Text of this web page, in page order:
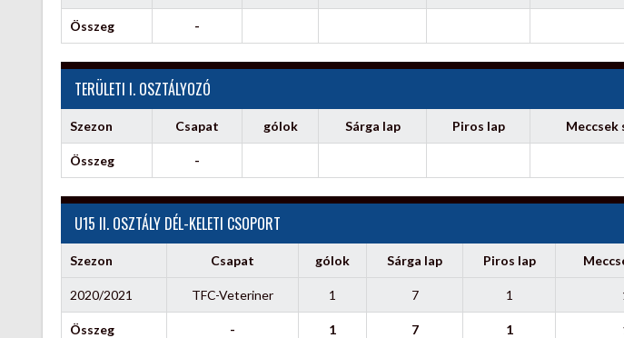
Összeg -
TERÜLETI I. OSZTÁLYOZÓ
Szezon Csapat gólok Sárga lap Piros lap Meccsek
Összeg -
U15 II. OSZTÁLY DÉL-KELETI CSOPORT
Szezon Csapat gólok Sárga lap Piros lap
2020/2021 TFC-Veteriner 1 7 1
Összeg - 1 7 1